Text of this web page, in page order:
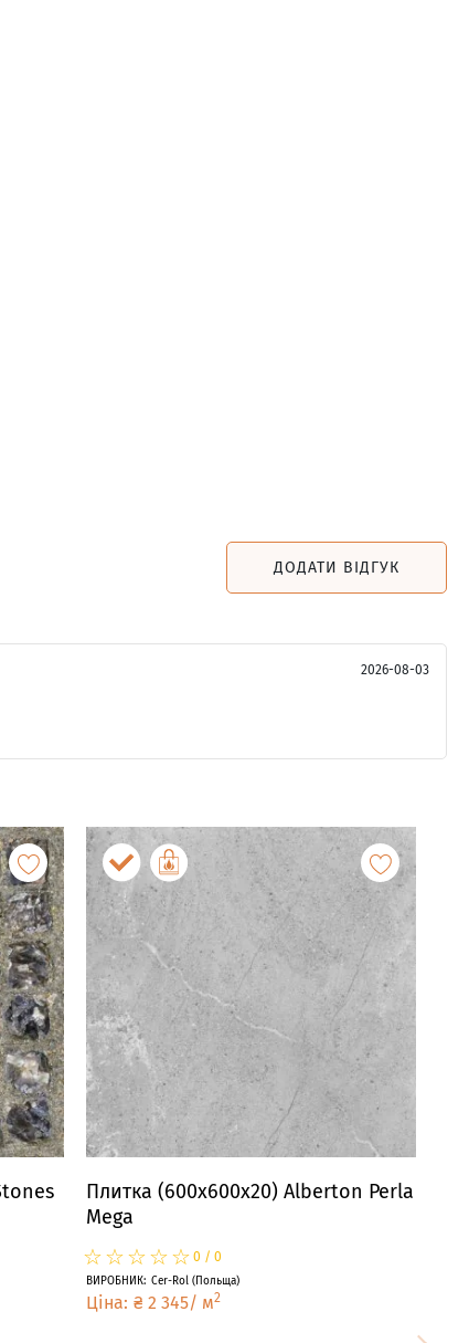
ДОДАТИ ВІДГУК
2026-08-03
Плитка (600x600x20) Alberton Perla
Mega
☆
★☆
★☆
★☆
★☆
★ 0 / 0
ВИРОБНИК: Cer-Rol (Польща)
Ціна: ₴ 2 345/ м2